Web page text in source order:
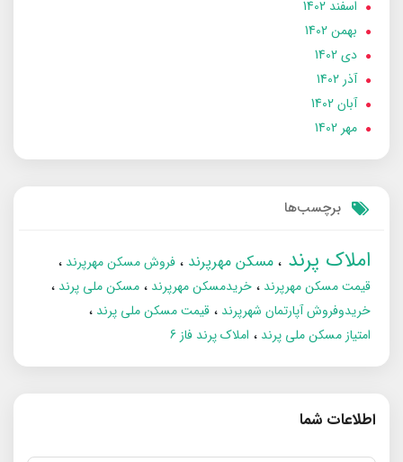
اسفند 1402
بهمن 1402
دی 1402
آذر 1402
آبان 1402
مهر 1402
برچسب‌ها
املاک پرند مسکن مهرپرند
فروش مسکن مهرپرند
قیمت مسکن مهرپرند
خریدمسکن مهرپرند
مسکن ملی پرند
خریدوفروش آپارتمان شهرپرند
قیمت مسکن ملی پرند
امتیاز مسکن ملی پرند
املاک پرند فاز 6
اطلاعات شما